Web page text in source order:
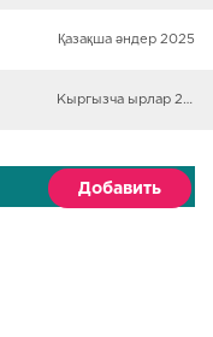
Қазақша әндер 2025
Кыргызча ырлар 2025
Добавить